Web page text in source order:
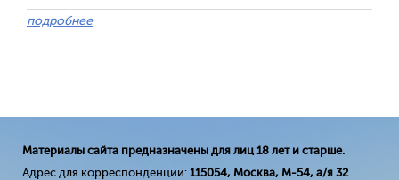
подробнее
Материалы сайта предназначены для лиц 18 лет и старше.
Адрес для корреспонденции: 115054, Москва, М-54, а/я 32.